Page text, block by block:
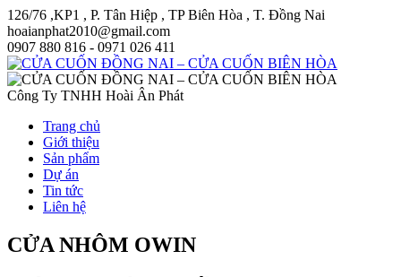
126/76 ,KP1 , P. Tân Hiệp , TP Biên Hòa , T. Đồng Nai
hoaianphat2010@gmail.com
0907 880 816 - 0971 026 411
Công Ty TNHH Hoài Ân Phát
Trang chủ
Giới thiệu
Sản phẩm
Dự án
Tin tức
Liên hệ
CỬA NHÔM OWIN